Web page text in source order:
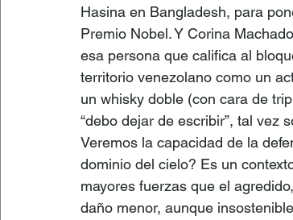
Hasina en Bangladesh, para
Premio Nobel. Y Corina
esa persona que califica al
territorio venezolano como un
un whisky doble (con cara de
“debo dejar de escribir”, tal vez
Veremos la capacidad de la
dominio del cielo? Es un
mayores fuerzas que el
daño menor, aunque